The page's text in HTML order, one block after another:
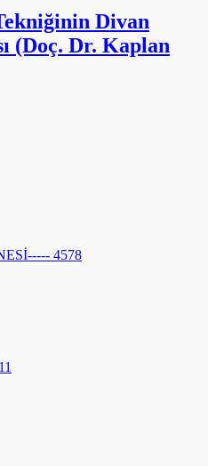
Divan
(Doç. Dr. Kaplan
4578